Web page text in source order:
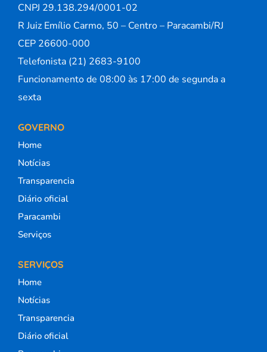
CNPJ 29.138.294/0001-02
R Juiz Emílio Carmo, 50 – Centro – Paracambi/RJ
CEP 26600-000
Telefonista (21) 2683-9100
Funcionamento de 08:00 às 17:00 de segunda a
sexta
GOVERNO
Home
Notícias
Transparencia
Diário oficial
Paracambi
Serviços
SERVIÇOS
Home
Notícias
Transparencia
Diário oficial